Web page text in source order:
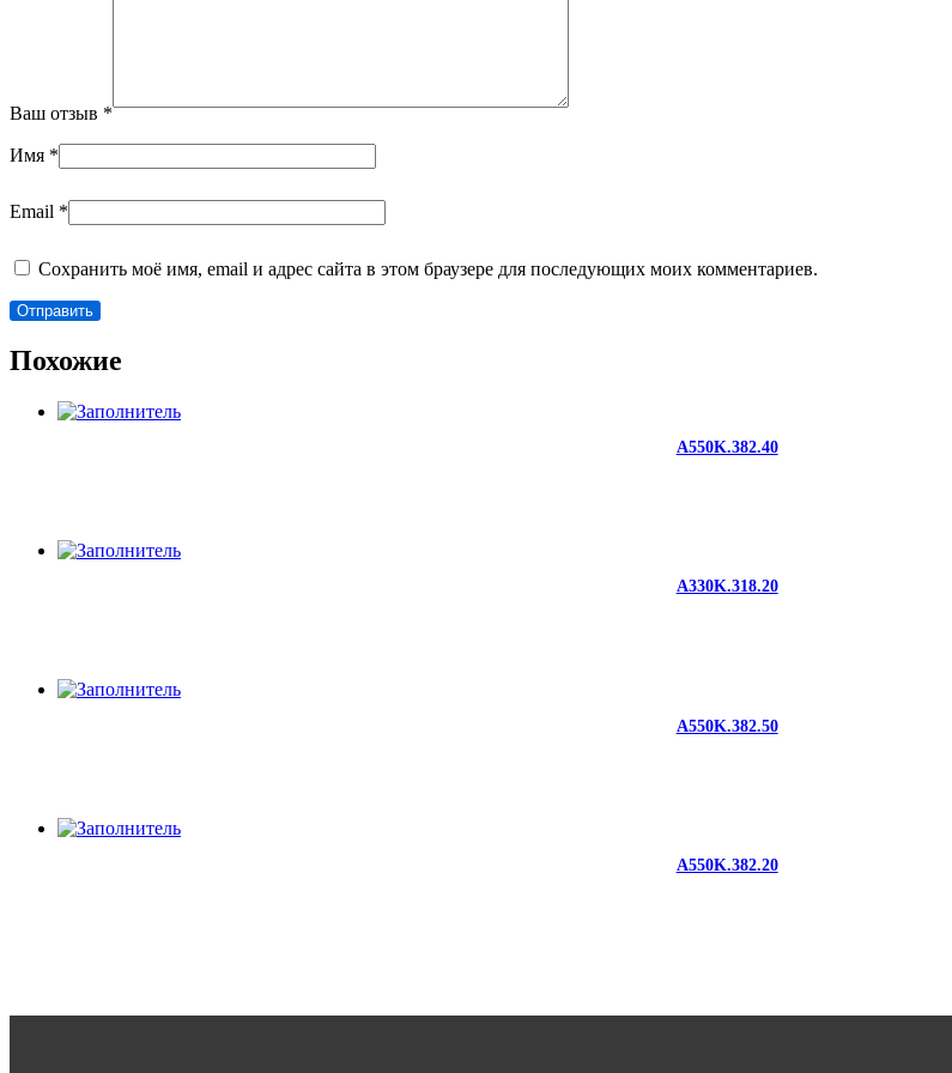
Ваш отзыв *
Имя *
Email *
Сохранить моё имя, email и адрес сайта в этом браузере для последующих моих комментариев.
Похожие
A550K.382.40
A330K.318.20
A550K.382.50
A550K.382.20